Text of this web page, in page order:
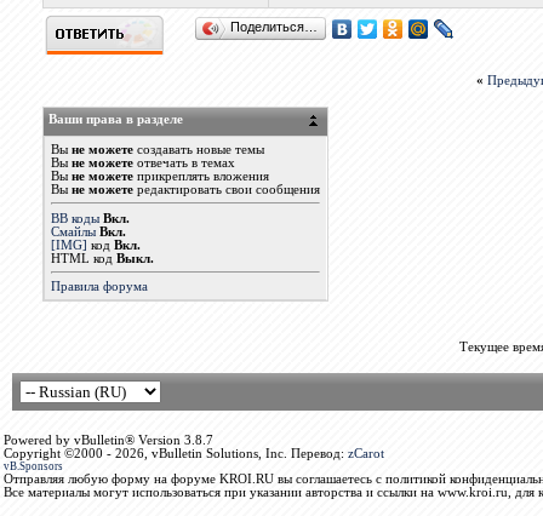
Поделиться…
«
Ваши права в разделе
Вы не можетесоздавать новые темы
Вы не можетеотвечать в темах
Вы не можетеприкреплять вложения
Вы не можетередактировать свои сообщения
BB коды Вкл.
Смайлы Вкл.
[IMG] код Вкл.
HTML код Выкл.
Правила форума
Текущее
Powered by vBulletin® Version 3.8.7
Copyright ©2000 - 2026, vBulletin Solutions, Inc. Перевод: zCarot
vB.Sponsors
Отправляя любую форму на форуме KROI.RU вы соглашаетесь с политикой
Все материалы могут использоваться при указании авторства и ссылки на www.kroi.ru, для